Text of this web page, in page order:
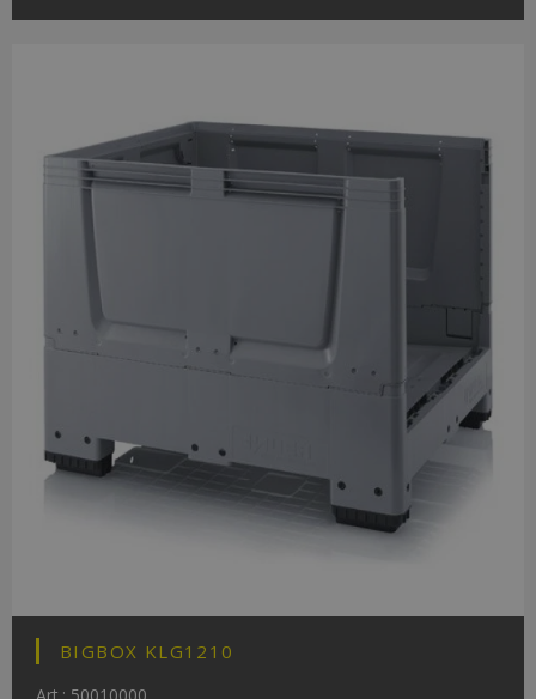
BIGBOX KLG1210